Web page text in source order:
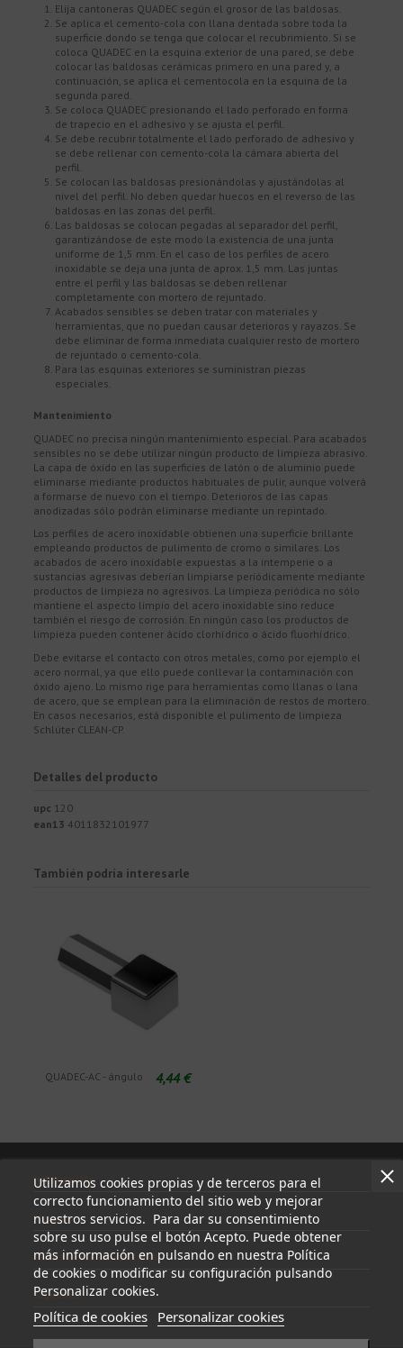
Elija cantoneras QUADEC según el grosor de las baldosas.
Se aplica el cemento-cola con llana dentada sobre toda la
superficie dondo se tenga que colocar el recubrimiento. Si se
coloca QUADEC en la esquina exterior de una pared, se debe
colocar las baldosas cerámicas primero en una pared y, a
continuación, se aplica el cementocola en la esquina de la
segunda pared.
Se coloca QUADEC presionando el lado perforado en forma
de trapecio en el adhesivo y se ajusta el perfil.
Se debe recubrir totalmente el lado perforado de adhesivo y
se debe rellenar con cemento-cola la cámara abierta del
perfil.
Se colocan las baldosas presionándolas y ajustándolas al
nivel del perfil. No deben quedar huecos en el reverso de las
baldosas en las zonas del perfil.
Las baldosas se colocan pegadas al separador del perfil,
garantizándose de este modo la existencia de una junta
uniforme de 1,5 mm. En el caso de los perfiles de acero
inoxidable se deja una junta de aprox. 1,5 mm. Las juntas
entre el perfil y las baldosas se deben rellenar
completamente con mortero de rejuntado.
Acabados sensibles se deben tratar con materiales y
herramientas, que no puedan causar deterioros y rayazos. Se
debe eliminar de forma inmediata cualquier resto de mortero
de rejuntado o cemento-cola.
Para las esquinas exteriores se suministran piezas
especiales.
Mantenimiento
QUADEC no precisa ningún mantenimiento especial. Para acabados
sensibles no se debe utilizar ningún producto de limpieza abrasivo.
La capa de óxido en las superficies de latón o de aluminio puede
eliminarse mediante productos habituales de pulir, aunque volverá
a formarse de nuevo con el tiempo. Deterioros de las capas
anodizadas sólo podrán eliminarse mediante un repintado.
Los perfiles de acero inoxidable obtienen una superficie brillante
empleando productos de pulimento de cromo o similares. Los
acabados de acero inoxidable expuestas a la intemperie o a
sustancias agresivas deberían limpiarse periódicamente mediante
productos de limpieza no agresivos. La limpieza periódica no sólo
mantiene el aspecto limpio del acero inoxidable sino reduce
también el riesgo de corrosión. En ningún caso los productos de
limpieza pueden contener ácido clorhídrico o ácido fluorhídrico.
Debe evitarse el contacto con otros metales, como por ejemplo el
acero normal, ya que ello puede conllevar la contaminación con
óxido ajeno. Lo mismo rige para herramientas como llanas o lana
de acero, que se emplean para la eliminación de restos de mortero.
En casos necesarios, está disponible el pulimento de limpieza
Schlüter CLEAN-CP.
Detalles del producto
upc 120
ean13 4011832101977
También podría interesarle
QUADEC-AC - ángulo 4,44 €
Utilizamos cookies propias y de terceros para el
correcto funcionamiento del sitio web y mejorar
nuestros servicios. Para dar su consentimiento
sobre su uso pulse el botón Acepto. Puede obtener
más información en pulsando en nuestra Política
de cookies o modificar su configuración pulsando
Personalizar cookies.
Política de cookies Personalizar cookies
Información
Mi cuenta
Información de contacto
Síguenos